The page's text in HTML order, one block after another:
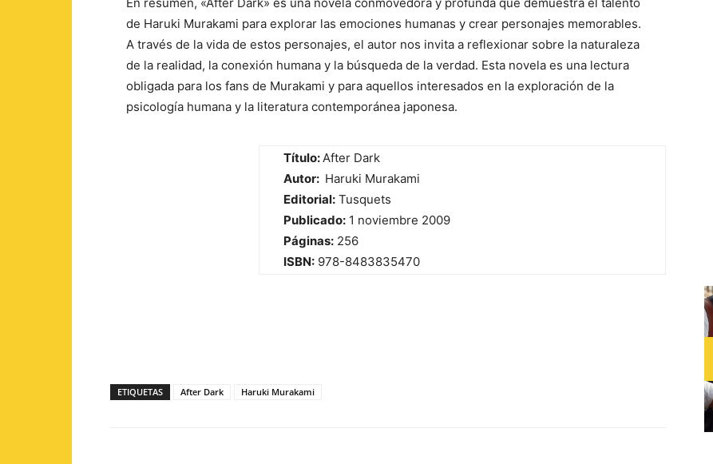
de Haruki Murakami para explorar las emociones humanas y crear personajes memorables.
A través de la vida de estos personajes, el autor nos invita a reflexionar sobre la naturaleza
de la realidad, la conexión humana y la búsqueda de la verdad. Esta novela es una lectura
obligada para los fans de Murakami y para aquellos interesados en la exploración de la
psicología humana y la literatura contemporánea japonesa.
Título:After Dark
Autor: Haruki Murakami
Editorial: Tusquets
Publicado: 1 noviembre 2009
Páginas: 256
ISBN: 978-8483835470
ETIQUETAS After Dark Haruki Murakami